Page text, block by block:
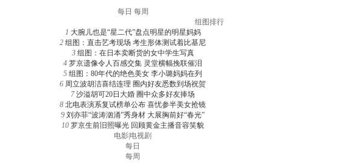
每日 每周
组图排行
1 大腕儿也是“星二代”盘点明星的明星妈妈
2 组图：直击艺考现场 考生形体测试着比基尼
3 组图：在日本卖断货的女中学生写真
4 罗京遗像令人百感交集 灵堂横幅挽联催泪
5 组图：80年代的绝色美女 李小璐妈妈在列
6 周立波胡洁喜结连理 圈内好友悉数到场祝贺
7 沙溢胡可20日大婚 圈中众多好友捧场
8 北电表演系复试榜单公布 喜忧参半美女抢镜
9 刘亦菲“波涛汹涌”秀身材 大展胸前好“春光”
10 罗京生前旧照曝光 回顾黄金主播音容笑貌
电影 电视剧
每日
每周